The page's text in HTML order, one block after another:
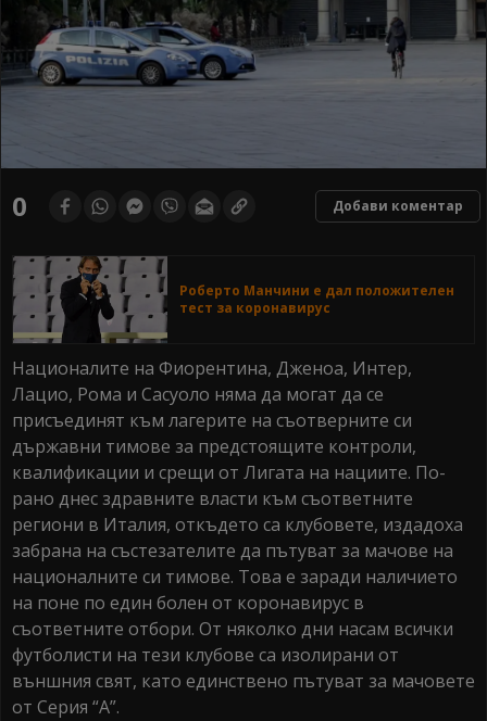
0 Добави коментар
Роберто Манчини е дал положителен
тест за коронавирус
Националите на Фиорентина, Дженоа, Интер,
Лацио, Рома и Сасуоло няма да могат да се
присъединят към лагерите на съотверните си
държавни тимове за предстоящите контроли,
квалификации и срещи от Лигата на нациите. По-
рано днес здравните власти към съответните
региони в Италия, откъдето са клубовете, издадоха
забрана на състезателите да пътуват за мачове на
националните си тимове. Това е заради наличието
на поне по един болен от коронавирус в
съответните отбори. От няколко дни насам всички
футболисти на тези клубове са изолирани от
външния свят, като единствено пътуват за мачовете
от Серия “А”.